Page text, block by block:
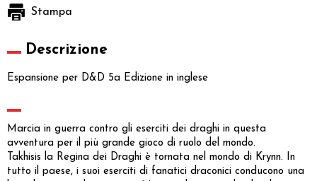
Stampa
Descrizione
Espansione per D&D 5a Edizione in inglese
Marcia in guerra contro gli eserciti dei draghi in questa
avventura per il più grande gioco di ruolo del mondo.
Takhisis la Regina dei Draghi è tornata nel mondo di Krynn. In
tutto il paese, i suoi eserciti di fanatici draconici conducono una